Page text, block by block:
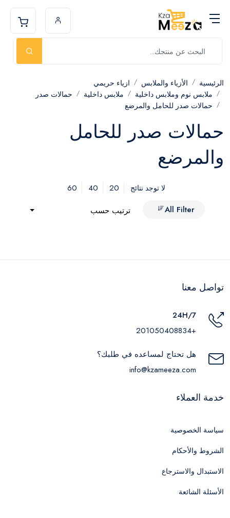
الرئيسية الأزياء والملابس
ازياء حريمي
ملابس نوم وملابس داخلية
ملابس داخلية
حمالات صدر
حمالات صدر للحامل والمرضع
حمالات صدر للحامل
والمرضع
لا توجد نتائج 20
40
60
All Filter
ترتيب حسب
تواصل معنا
24H/7
+201050408834
هل تحتاج لمساعده في طلبك؟
info@kzameeza.com
خدمة العملاء
سياسة الخصوصية
الشروط والأحكام
الاستبدال والاسترجاع
الأسئلة الشائعة